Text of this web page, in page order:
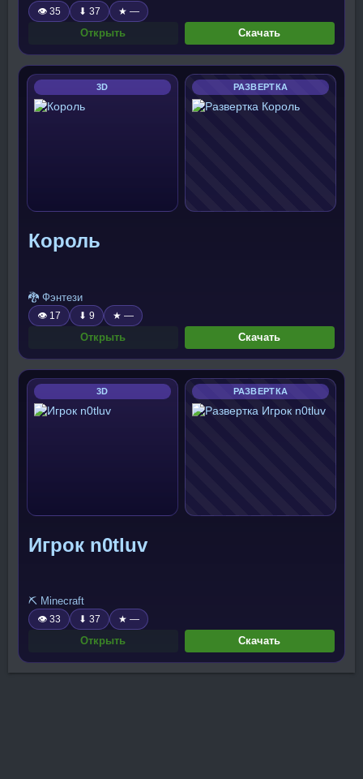
👁 35 ⬇ 37 ★ —
Открыть Скачать
3D РАЗВЕРТКА
Король
🐉 Фэнтези
👁 17 ⬇ 9 ★ —
Открыть Скачать
3D РАЗВЕРТКА
Игрок n0tluv
⛏️ Minecraft
👁 33 ⬇ 37 ★ —
Открыть Скачать